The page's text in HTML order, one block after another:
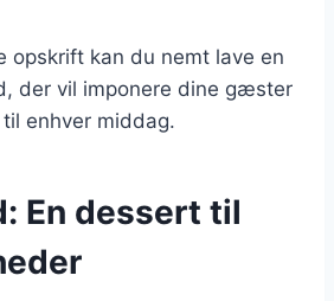
opskrift kan du nemt lave en
der vil imponere dine gæster
enhver middag.
En dessert til